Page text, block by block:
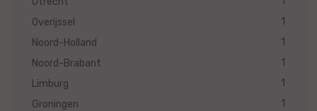
Overijssel
1
Noord-Holland
1
Noord-Brabant
1
Limburg
1
Groningen
1